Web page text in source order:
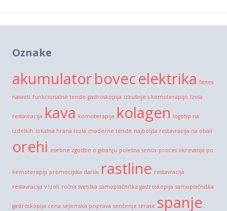
Oznake
akumulatorbovecelektrika fitnes
nasveti funkcionalne tende gastroskopija izkušnje s kemoterapijo Izola
restavracija kava kemoterapija kolagen logotip na
izdelkih lokalna hrana Izola moderne tende najboljša restavracija na obali
orehi osebne zgodbe o gibanju poletna senca proces okrevanja po
kemoterapiji promocijska darila rastline restavracija
restavracija v Izoli ročna svetilka samoplačniška gastroskopija samoplačniška
gastroskopija cena sejemska priprava senčenje terase spanje